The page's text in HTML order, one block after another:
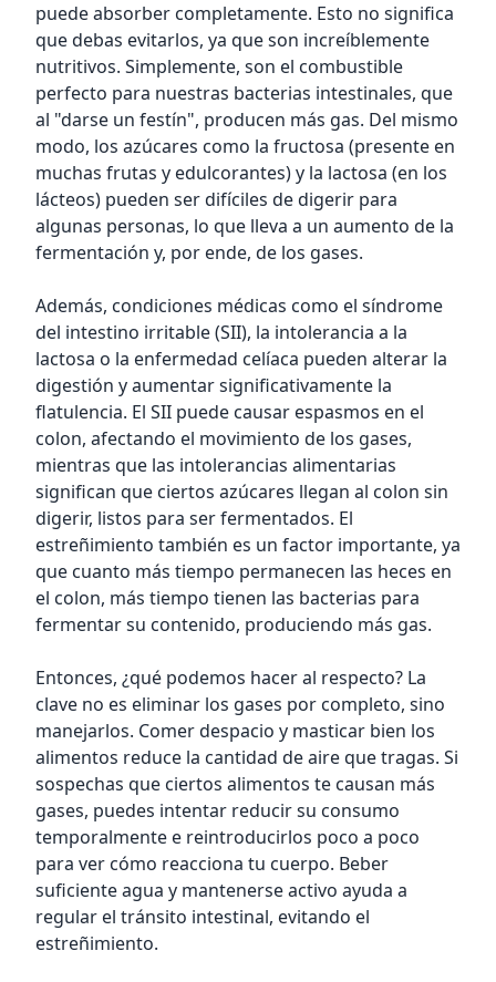
puede absorber completamente. Esto no significa
que debas evitarlos, ya que son increíblemente
nutritivos. Simplemente, son el combustible
perfecto para nuestras bacterias intestinales, que
al "darse un festín", producen más gas. Del mismo
modo, los azúcares como la fructosa (presente en
muchas frutas y edulcorantes) y la lactosa (en los
lácteos) pueden ser difíciles de digerir para
algunas personas, lo que lleva a un aumento de la
fermentación y, por ende, de los gases.
Además, condiciones médicas como el síndrome
del intestino irritable (SII), la intolerancia a la
lactosa o la enfermedad celíaca pueden alterar la
digestión y aumentar significativamente la
flatulencia. El SII puede causar espasmos en el
colon, afectando el movimiento de los gases,
mientras que las intolerancias alimentarias
significan que ciertos azúcares llegan al colon sin
digerir, listos para ser fermentados. El
estreñimiento también es un factor importante, ya
que cuanto más tiempo permanecen las heces en
el colon, más tiempo tienen las bacterias para
fermentar su contenido, produciendo más gas.
Entonces, ¿qué podemos hacer al respecto? La
clave no es eliminar los gases por completo, sino
manejarlos. Comer despacio y masticar bien los
alimentos reduce la cantidad de aire que tragas. Si
sospechas que ciertos alimentos te causan más
gases, puedes intentar reducir su consumo
temporalmente e reintroducirlos poco a poco
para ver cómo reacciona tu cuerpo. Beber
suficiente agua y mantenerse activo ayuda a
regular el tránsito intestinal, evitando el
estreñimiento.